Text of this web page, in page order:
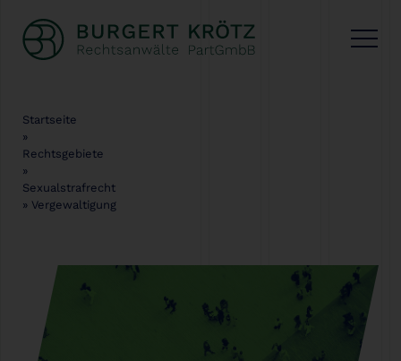
Startseite
»
Rechtsgebiete
»
Sexualstrafrecht
» Vergewaltigung